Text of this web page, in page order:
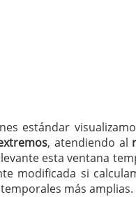
estándar
, atendiendo al
esta ventana
modificada si
más amplias.